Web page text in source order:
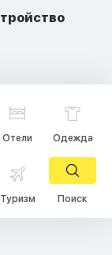
Отели Одежда
Туризм Поиск